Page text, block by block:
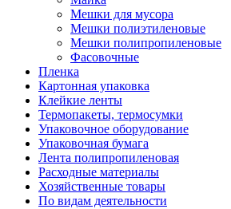
Мешки для мусора
Мешки полиэтиленовые
Мешки полипропиленовые
Фасовочные
Пленка
Картонная упаковка
Клейкие ленты
Термопакеты, термосумки
Упаковочное оборудование
Упаковочная бумага
Лента полипропиленовая
Расходные материалы
Хозяйственные товары
По видам деятельности